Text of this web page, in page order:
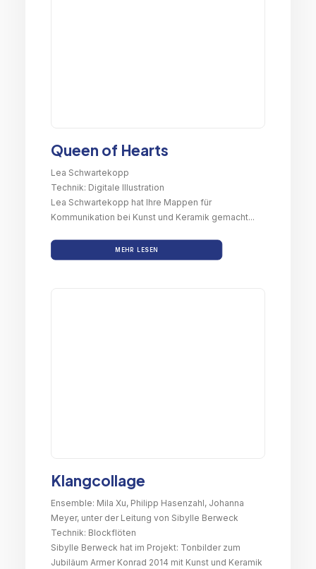
Queen of Hearts
Lea Schwartekopp
Technik: Digitale Illustration
Lea Schwartekopp hat Ihre Mappen für
Kommunikation bei Kunst und Keramik gemacht...
MEHR LESEN
Klangcollage
Ensemble: Mila Xu, Philipp Hasenzahl, Johanna
Meyer, unter der Leitung von Sibylle Berweck
Technik: Blockflöten
Sibylle Berweck hat im Projekt: Tonbilder zum
Jubiläum Armer Konrad 2014 mit Kunst und Keramik